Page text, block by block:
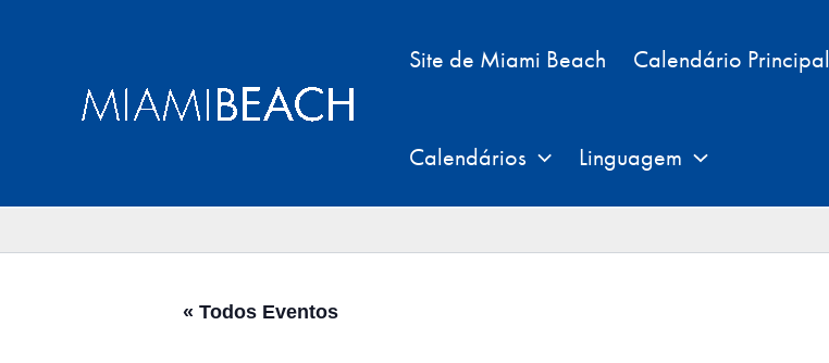
Site de Miami Beach Calendário Principal
Calendários Linguagem
« Todos Eventos